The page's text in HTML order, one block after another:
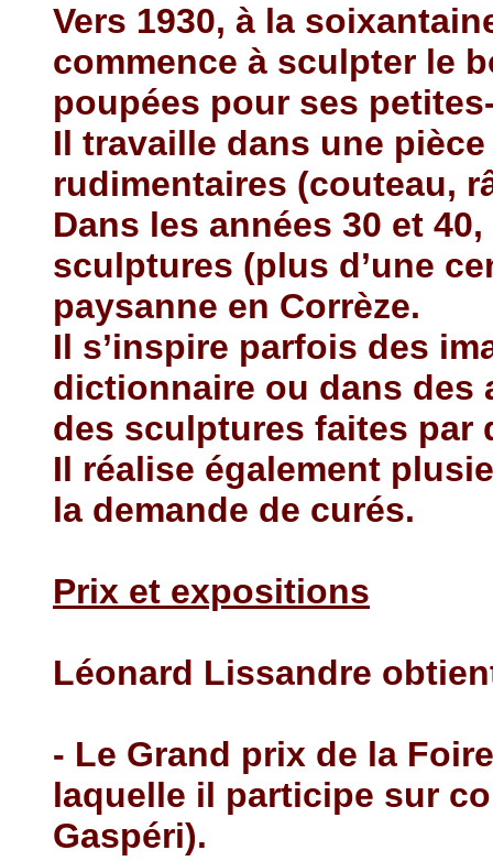
Vers 1930, à la
commence à sculpter le
poupées pour ses
Il travaille dans une
rudimentaires (couteau,
Dans les années 30 et
sculptures (plus d’une
paysanne en Corrèze.
Il s’inspire parfois des
dictionnaire ou dans des
des sculptures faites par
Il réalise également
la demande de curés.
Prix et expositions
Léonard Lissandre
- Le Grand prix de la
laquelle il participe sur
Gaspéri).